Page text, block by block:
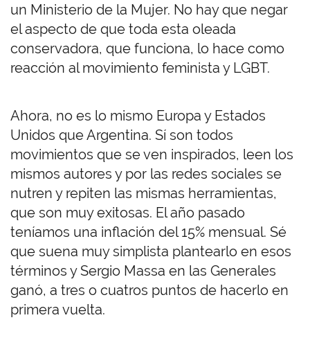
un Ministerio de la Mujer. No hay que negar
el aspecto de que toda esta oleada
conservadora, que funciona, lo hace como
reacción al movimiento feminista y LGBT.
Ahora, no es lo mismo Europa y Estados
Unidos que Argentina. Sí son todos
movimientos que se ven inspirados, leen los
mismos autores y por las redes sociales se
nutren y repiten las mismas herramientas,
que son muy exitosas. El año pasado
teníamos una inflación del 15% mensual. Sé
que suena muy simplista plantearlo en esos
términos y Sergio Massa en las Generales
ganó, a tres o cuatros puntos de hacerlo en
primera vuelta.